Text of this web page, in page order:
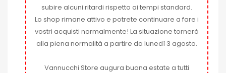
subire alcuni ritardi rispetto ai tempi standard.
Lo shop rimane attivo e potrete continuare a fare i
vostri acquisti normalmente! La situazione tornerà
alla piena normalità a partire da lunedì 3 agosto.
Vannucchi Store augura buona estate a tutti